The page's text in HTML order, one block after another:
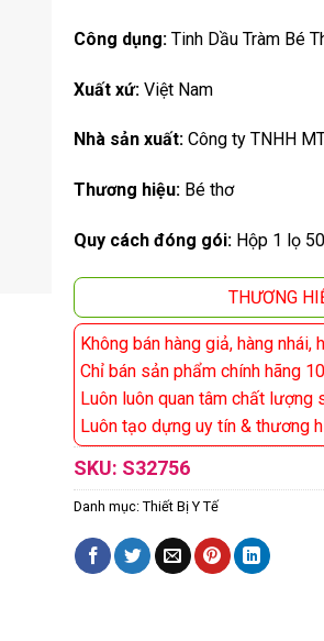
Công dụng:Tinh Dầu Tràm Bé
Xuất xứ:Việt Nam
Nhà sản xuất:Công ty TNHH
Thương hiệu:Bé thơ
Quy cách đóng gói:Hộp 1 lọ
THƯƠNG
Không bán hàng giả, hàng nhái,
Chỉ bán sản phẩm chính hãng
Luôn luôn quan tâm chất lượng
Luôn tạo dựng uy tín & thương
SKU: S32756
Danh mục: Thiết Bị Y Tế